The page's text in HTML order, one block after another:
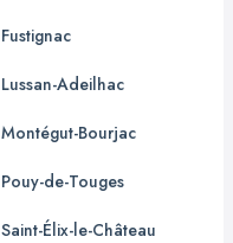
Fustignac
Lussan-Adeilhac
Montégut-Bourjac
Pouy-de-Touges
Saint-Élix-le-Château